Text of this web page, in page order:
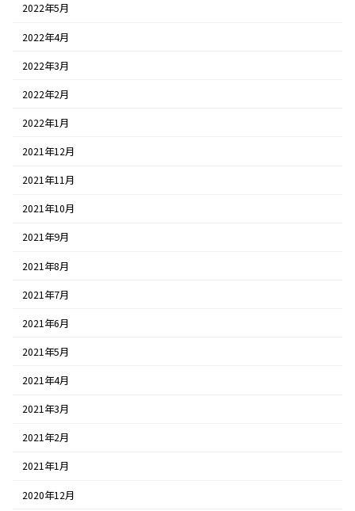
2022年5月
2022年4月
2022年3月
2022年2月
2022年1月
2021年12月
2021年11月
2021年10月
2021年9月
2021年8月
2021年7月
2021年6月
2021年5月
2021年4月
2021年3月
2021年2月
2021年1月
2020年12月